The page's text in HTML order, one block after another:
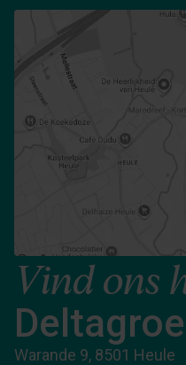
Vind ons
Warande 9, 8501 Heule